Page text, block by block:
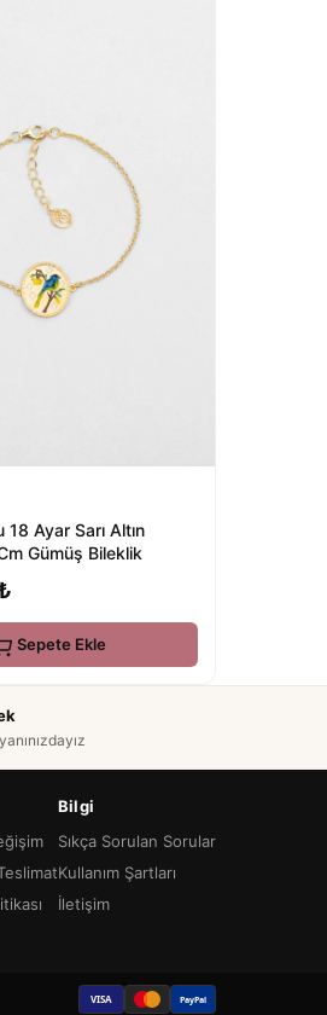
Ayar Sarı Altın
Gümüş Bileklik
Sepete Ekle
Bilgi
Sıkça Sorulan Sorular
Kullanım Şartları
İletişim
VISA PayPal